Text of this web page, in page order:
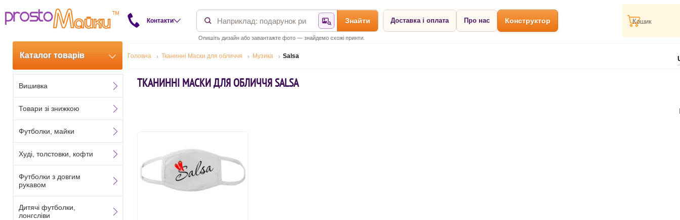
Контакти Знайти за фотографією
Знайти
Опишіть дизайн або завантажте фото — знайдемо схожі принти.
Доставка і оплата Про нас Конструктор Кошик
Каталог товарів Головна Тканинні Маски для обличчя Музика Salsa
ТКАНИННІ МАСКИ ДЛЯ ОБЛИЧЧЯ SALSA
Вишивка
Товари зі знижкою
Футболки, майки
Худі, толстовки, кофти
Футболки з довгим
рукавом
Дитячі футболки,
лонгсліви